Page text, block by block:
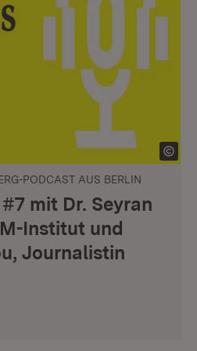
PODCAST AUS BERLIN
mit Dr. Seyran
Institut und
Journalistin